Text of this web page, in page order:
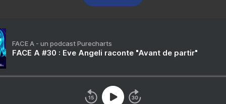
FACE A - un podcast Purecharts
FACE A #30 : Eve Angeli raconte "Avant de partir"